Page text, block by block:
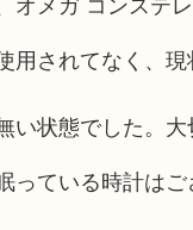
用されてなく、
い状態でした。
っている時計はご